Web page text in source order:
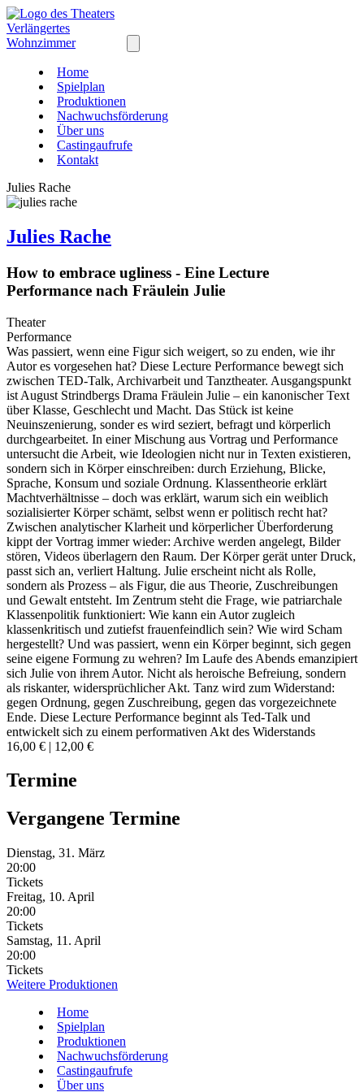
Home
Spielplan
Produktionen
Nachwuchsförderung
Über uns
Castingaufrufe
Kontakt
Julies Rache
Julies Rache
How to embrace ugliness - Eine Lecture
Performance nach Fräulein Julie
Theater
Performance
Was passiert, wenn eine Figur sich weigert, so zu enden, wie ihr
Autor es vorgesehen hat? Diese Lecture Performance bewegt sich
zwischen TED-Talk, Archivarbeit und Tanztheater. Ausgangspunkt
ist August Strindbergs Drama Fräulein Julie – ein kanonischer Text
über Klasse, Geschlecht und Macht. Das Stück ist keine
Neuinszenierung, sonder es wird seziert, befragt und körperlich
durchgearbeitet. In einer Mischung aus Vortrag und Performance
untersucht die Arbeit, wie Ideologien nicht nur in Texten existieren,
sondern sich in Körper einschreiben: durch Erziehung, Blicke,
Sprache, Konsum und soziale Ordnung. Klassentheorie erklärt
Machtverhältnisse – doch was erklärt, warum sich ein weiblich
sozialisierter Körper schämt, selbst wenn er politisch recht hat?
Zwischen analytischer Klarheit und körperlicher Überforderung
kippt der Vortrag immer wieder: Archive werden angelegt, Bilder
stören, Videos überlagern den Raum. Der Körper gerät unter Druck,
passt sich an, verliert Haltung. Julie erscheint nicht als Rolle,
sondern als Prozess – als Figur, die aus Theorie, Zuschreibungen
und Gewalt entsteht. Im Zentrum steht die Frage, wie patriarchale
Klassenpolitik funktioniert: Wie kann ein Autor zugleich
klassenkritisch und zutiefst frauenfeindlich sein? Wie wird Scham
hergestellt? Und was passiert, wenn ein Körper beginnt, sich gegen
seine eigene Formung zu wehren? Im Laufe des Abends emanzipiert
sich Julie von ihrem Autor. Nicht als heroische Befreiung, sondern
als riskanter, widersprüchlicher Akt. Tanz wird zum Widerstand:
gegen Ordnung, gegen Zuschreibung, gegen das vorgezeichnete
Ende. Diese Lecture Performance beginnt als Ted-Talk und
entwickelt sich zu einem performativen Akt des Widerstands
16,00 € | 12,00 €
Termine
Vergangene Termine
Dienstag, 31. März
20:00
Tickets
Freitag, 10. April
20:00
Tickets
Samstag, 11. April
20:00
Tickets
Weitere Produktionen
Home
Spielplan
Produktionen
Nachwuchsförderung
Castingaufrufe
Über uns